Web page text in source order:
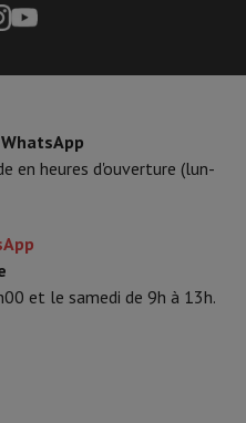
en heures d'ouverture (lun-
et le samedi de 9h à 13h.